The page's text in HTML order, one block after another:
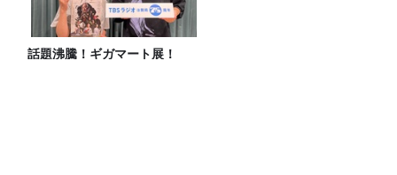
話題沸騰！ギガマート展！